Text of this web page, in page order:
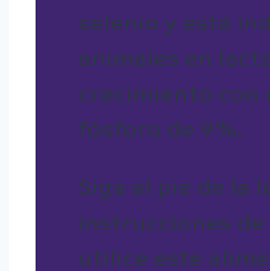
selenio y está
animales en
crecimiento con
fósforo de 9%.
Siga al pie de la
instrucciones de
utilice este